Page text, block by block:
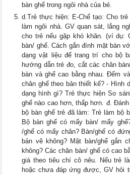
bàn ghế trong ngôi nhà của bé.
d.Trẻ thực hiện: E-Chế tạo: Cho
làm ngôi nhà. GV quan sát, lắng
cho trẻ nếu gặp khó khăn. (ví dụ:
bàn/ ghế. Cách gắn đính mặt bàn
dạng vật liệu để trang trí cho bộ
hướng dẫn trẻ đo, cắt các chân
bàn và ghế cao bằng nhau. Đếm
chân ghế theo bản thiết kế? - Hình
dạng hình gì? Trẻ thực hiện So
ghế nào cao hơn, thấp hơn. đ.
bộ bàn ghế trẻ đã làm: Trẻ làm bộ
Bộ bàn ghế có mấy bàn/ mấy
/ghế có mấy chân? Bàn/ghế có
bản vẽ không? Mặt bàn/ghế gắn
không? Các chân bàn/ ghế có cao
giá theo tiêu chí cô nêu. Nếu trẻ
hoặc chưa đáp ứng được, GV hỏi